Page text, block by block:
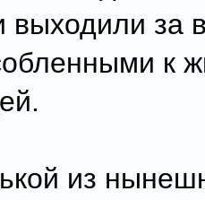
выходили за
к
из